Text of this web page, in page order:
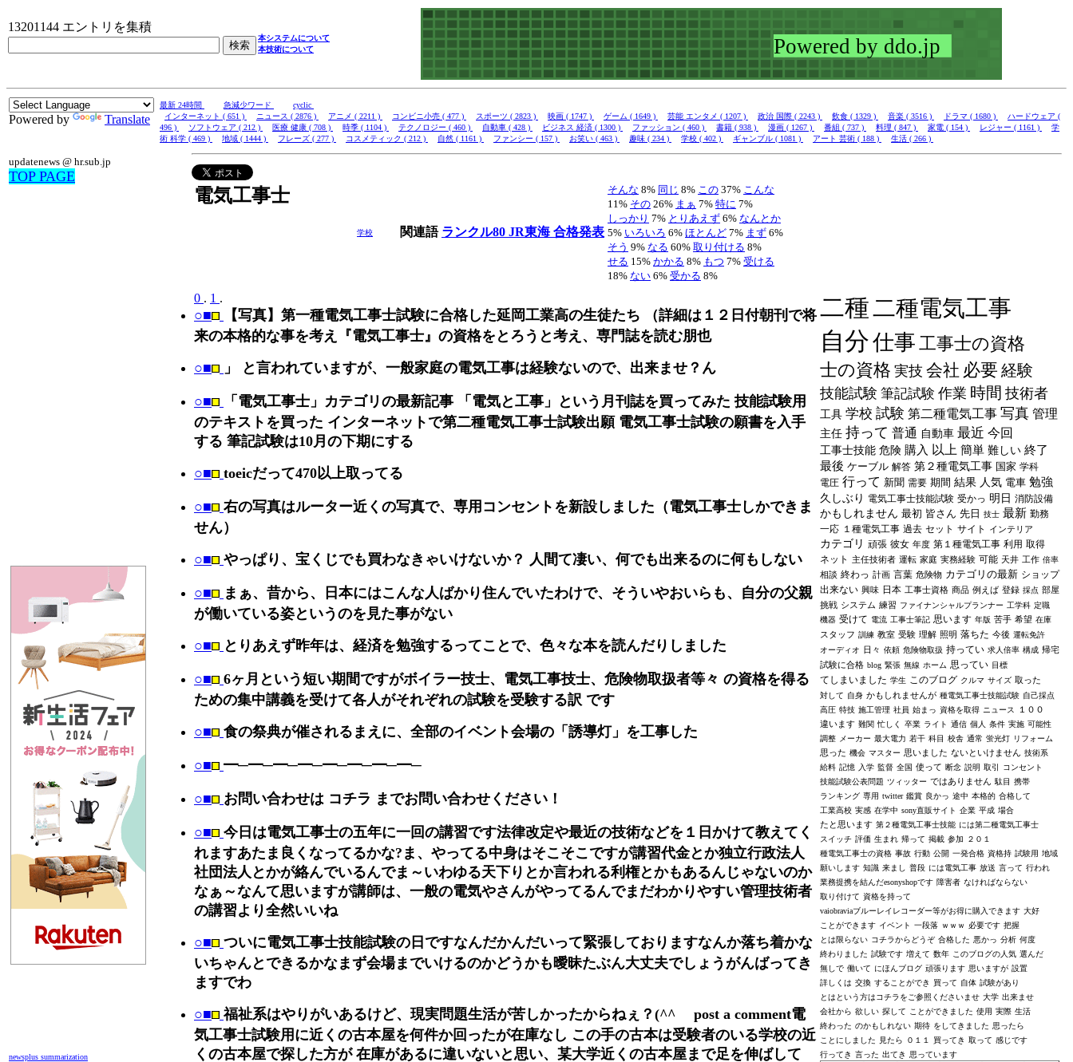
13201144 エントリを集積
本システムについて
本技術について
Powered by Translate
updatenews @ hr.sub.jp
TOP PAGE
newsplus summarization
最新 24時間 急減少ワード
cyclic
インターネット ( 651 )
ニュース ( 2876 ) アニメ ( 2211 ) コンビニ小売 ( 477 ) スポーツ ( 2823 ) 映画 ( 1747 ) ゲーム ( 1649 ) 芸能 エンタメ ( 1207 ) 政治 国際 ( 2243 ) 飲食 ( 1329 ) 音楽 ( 3516 ) ドラマ ( 1680 )
ハードウェア (
496 )
ソフトウェア ( 212 ) 医療 健康 ( 708 ) 時季 ( 1104 ) テクノロジー ( 460 ) 自動車 ( 428 ) ビジネス 経済 ( 1300 ) ファッション ( 460 ) 書籍 ( 938 ) 漫画 ( 1267 ) 番組 ( 737 ) 料理 ( 847 ) 家電 ( 154 ) レジャー ( 1161 )
学
術 科学 ( 469 )
地域 ( 1444 ) フレーズ ( 277 ) コスメティック ( 212 ) 自然 ( 1161 ) ファンシー ( 157 ) お笑い ( 463 ) 趣味 ( 234 ) 学校 ( 402 ) ギャンブル ( 1081 ) アート 芸術 ( 188 ) 生活 ( 266 )
電気工事士
学校 関連語 ランクル80 JR東海合格発表
そんな 8% 同じ 8% この 37% こんな
11% その 26% まぁ 7% 特に 7%
しっかり 7% とりあえず 6% なんとか
5% いろいろ 6% ほとんど 7% まず 6%
そう 9% なる 60% 取り付ける 8%
せる 15% かかる 8% もつ 7% 受ける
18% ない 6% 受かる 8%
0 . 1 .
○■ 【写真】第一種電気工事士試験に合格した延岡工業高の生徒たち （詳細は１２日付朝刊で将
来の本格的な事を考え『電気工事士』の資格をとろうと考え、専門誌を読む朋也
○■ 」 と言われていますが、一般家庭の電気工事は経験ないので、出来ませ？ん
○■ 「電気工事士」カテゴリの最新記事 「電気と工事」という月刊誌を買ってみた 技能試験用
のテキストを買った インターネットで第二種電気工事士試験出願 電気工事士試験の願書を入手
する 筆記試験は10月の下期にする
○■ toeicだって470以上取ってる
○■ 右の写真はルーター近くの写真で、専用コンセントを新設しました（電気工事士しかできま
せん）
○■ やっぱり、宝くじでも買わなきゃいけないか？ 人間て凄い、何でも出来るのに何もしない
○■ まぁ、昔から、日本にはこんな人ばかり住んでいたわけで、そういやおいらも、自分の父親
が働いている姿というのを見た事がない
○■ とりあえず昨年は、経済を勉強するってことで、色々な本を読んだりしました
○■ 6ヶ月という短い期間ですがボイラー技士、電気工事技士、危険物取扱者等々 の資格を得る
ための集中講義を受けて各人がそれぞれの試験を受験する訳 です
○■ 食の祭典が催されるまえに、全部のイベント会場の「誘導灯」を工事した
○■ ━─━─━─━─━─━─━─━─
○■ お問い合わせは コチラ までお問い合わせください！
○■ 今日は電気工事士の五年に一回の講習です法律改定や最近の技術などを１日かけて教えてく
れますあたま良くなってるかな?ま、やってる中身はそこそこですが講習代金とか独立行政法人
社団法人とかが絡んでいるんでま～いわゆる天下りとか言われる利権とかもあるんじゃないのか
なぁ～なんて思いますが講師は、一般の電気やさんがやってるんでまだわかりやすい管理技術者
の講習より全然いいね
○■ ついに電気工事士技能試験の日ですなんだかんだいって緊張しておりますなんか落ち着かな
いちゃんとできるかなまず会場までいけるのかどうかも曖昧たぶん大丈夫でしょうがんばってき
ますでわ
○■ 福祉系はやりがいあるけど、現実問題生活が苦しかったからねぇ？(^^ゞ post a comment電
気工事士試験用に近くの古本屋を何件か回ったが在庫なし この手の古本は受験者のいる学校の近
くの古本屋で探した方が 在庫があるに違いないと思い、某大学近くの古本屋まで足を伸ばして
二種二種電気工事
自分仕事 工事士の資格
士の資格 実技 会社 必要 経験
技能試験 筆記試験 作業 時間 技術者
工具 学校 試験 第二種電気工事 写真 管理
主任 持って 普通 自動車 最近 今回
工事士技能 危険 購入 以上 簡単 難しい 終了
最後 ケーブル 解答 第２種電気工事 国家 学科
電圧 行って 新聞 需要 期間 結果 人気 電車 勉強
久しぶり 電気工事士技能試験 受かっ 明日 消防設備
かもしれません 最初 皆さん 先日 技士 最新 勤務
一応 １種電気工事 過去 セット サイト インテリア
カテゴリ 頑張 彼女 年度 第１種電気工事 利用 取得
ネット 主任技術者 運転 家庭 実務経験 可能 天井 工作 倍率
相談 終わっ 計画 言葉 危険物 カテゴリの最新 ショップ
出来ない 興味 日本 工事士資格 商品 例えば 登録 採点 部屋
挑戦 システム 練習 ファイナンシャルプランナー 工学科 定職
機器 受けて 電流 工事士筆記 思います 年版 苦手 希望 在庫
スタッフ 訓練 教室 受験 理解 照明 落ちた 今後 運転免許
オーディオ 日々 依頼 危険物取扱 持ってい 求人倍率 構成 帰宅
試験に合格 blog 緊張 無線 ホーム 思ってい 目標
てしまいました 学生 このブログ クルマ サイズ 取った
対して 自身 かもしれませんが 種電気工事士技能試験 自己採点
高圧 特技 施工管理 社員 始まっ 資格を取得 ニュース
１００
違います 難関 忙しく 卒業 ライト 通信 個人 条件 実施 可能性
調整
メーカー 最大電力 若干 科目 校舎 通常 蛍光灯 リフォーム
思った 機会 マスター 思いました ないといけません 技術系
給料 記憶 入学 監督 全国 使って 断念 説明 取引
コンセント
技能試験公表問題 ツィッター ではありません 駄目 携帯
ランキング 専用 twitter 鑑賞 良かっ 途中 本格的 合格して
工業高校 実感 在学中 sony直販サイト 企業 平成 場合
たと思います 第２種電気工事士技能 には第二種電気工事士
スイッチ 評価 生まれ 帰って 掲載 参加
２０１
種電気工事士の資格 事故 行動 公開 一発合格 資格持 試験用 地域
願いします 知識 来まし 普段 には電気工事 放送 言って 行われ
業務提携を結んだesonyshopです 障害者 なければならない
取り付けて 資格を持って
vaiobraviaブルーレイレコーダー等がお得に購入できます 大好
ことができます イベント 一段落 ｗｗｗ 必要です 把握
とは限らない コチラからどうぞ 合格した 悪かっ 分析 何度
終わりました 試験です 増えて 数年 このブログの人気 選んだ
無しで 働いて にほんブログ 頑張ります 思いますが 設置
詳しくは 交換 することができ 買って 自体 試験があり
とはという方はコチラをご参照くださいませ 大学 出来ませ
会社から 欲しい 探して ことができました 使用 実際 生活
終わった のかもしれない 期待 をしてきました 思ったら
ことにしました
見たら ０１１ 買ってき 取って 感じです
行ってき 言った 出てき 思っています